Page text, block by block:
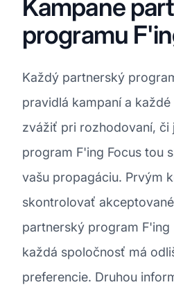
Kampane
programu
Každý partnerský
pravidlá kampaní a
zvážiť pri rozhodovaní, či
program F'ing Focus tou
vašu propagáciu. Prvým
skontrolovať
partnerský program F'ing
každá spoločnosť má
preferencie. Druhou